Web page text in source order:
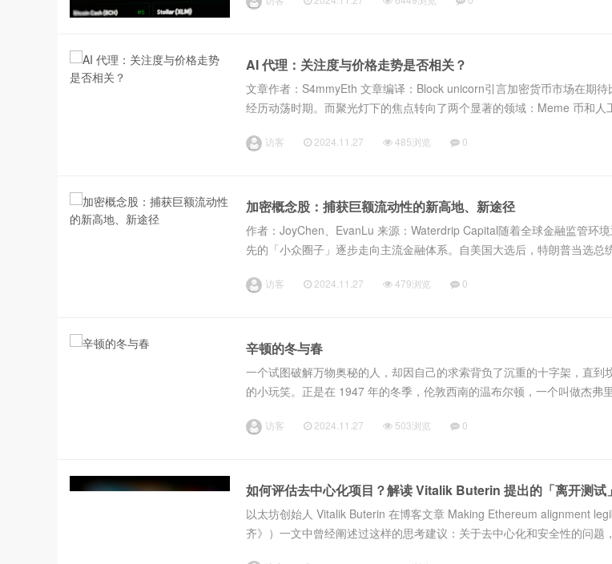
AI 代理：关注度与价格走势是否相关？
文章作者：S4mmyEth 文章编译：Block unicorn引言加密货币市场在期
经历动荡时期。而聚光灯下的焦点转向了两个显著的领域：Meme 币和
访客 2024.11.27 485浏览 0
加密概念股：捕获巨额流动性的新高地、新途径
作者：JoyChen、EvanLu 来源：Waterdrip Capital随着全球金融监管环
先的「小众圈子」逐步走向主流金融体系。自美国大选后，特朗普当选总
访客 2024.11.27 479浏览 0
辛顿的冬与春
一个试图破解万物奥秘的人，却因自己的求索背负了沉重的十字架，直到
的小玩笑。正是在 1947 年的冬季，伦敦西南的温布尔顿，一个叫做杰弗
年。但如果退到...
访客 2024.11.27 503浏览 0
如何评估去中心化项目？解读 Vitalik Buterin 提出的「离开测试」
以太坊创始人 Vitalik Buterin 在博客文章 Making Ethereum alignment
齐》）一文中曾经阐述过这样的思考建议：关于去中心化和安全性的问题